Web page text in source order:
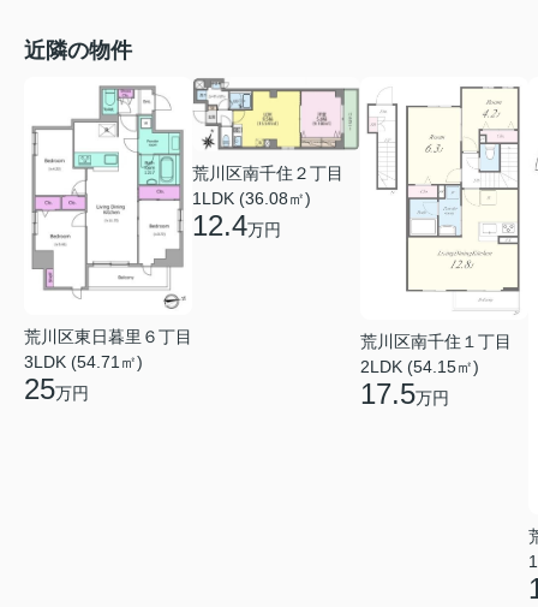
近隣の物件
荒川区東日暮里６丁目
3LDK (54.71㎡)
25万円
荒川区南千住２丁目
1LDK (36.08㎡)
12.4万円
荒川区南千住１丁目
2LDK (54.15㎡)
17.5万円